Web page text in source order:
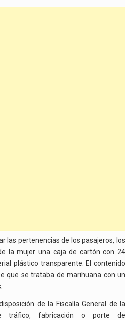
las pertenencias de los pasajeros, los
la mujer una caja de cartón con 24
plástico transparente. El contenido
que se trataba de marihuana con un
de la Fiscalía General de la
tráfico, fabricación o porte de